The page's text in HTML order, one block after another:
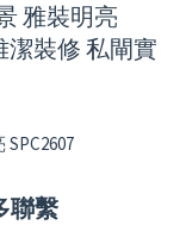
雅裝明亮
潔裝修 私閘實
聯繫